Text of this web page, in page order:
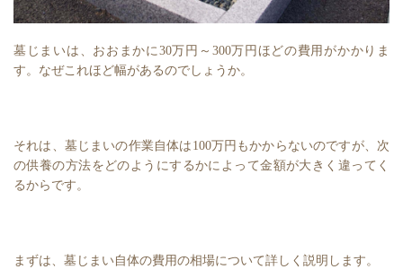
墓じまいは、おおまかに30万円～300万円ほどの費用がかかりま
す。なぜこれほど幅があるのでしょうか。
それは、墓じまいの作業自体は100万円もかからないのですが、次
の供養の方法をどのようにするかによって金額が大きく違ってく
るからです。
まずは、墓じまい自体の費用の相場について詳しく説明します。